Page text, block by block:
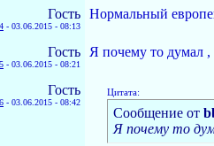
Гость
4 - 03.06.2015 - 08:13
Нормальный
Гость
5 - 03.06.2015 - 08:21
Я почему то думал ,
Гость
6 - 03.06.2015 - 08:42
Цитата:
Сообщение от
Я почему то